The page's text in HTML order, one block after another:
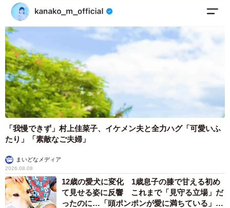
「我慢できず」村上佳菜子、イケメン夫と全力ハグ「可愛いふ
たり」「素敵なご夫婦」
まいどなメディア
2026.08.08
12歳の愛犬に変化 1歳息子の膝で甘える初め
て見せる姿に反響 これまで「見守る立場」だ
ったのに…「頭ポンポンが愛に満ちている」